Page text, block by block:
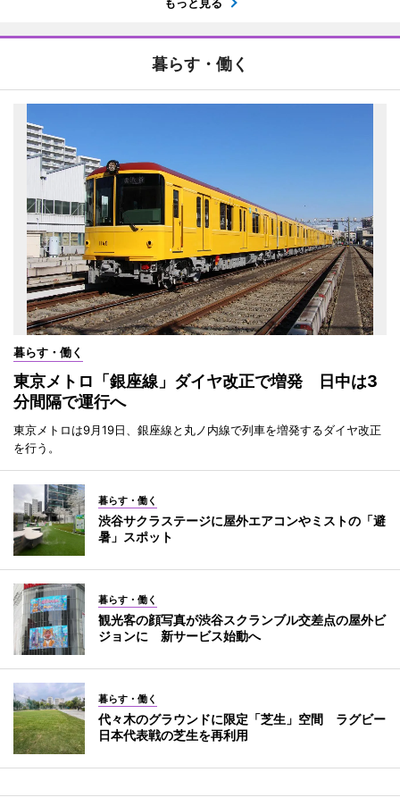
暮らす・働く
暮らす・働く
東京メトロ「銀座線」ダイヤ改正で増発 日中は3
分間隔で運行へ
東京メトロは9月19日、銀座線と丸ノ内線で列車を増発するダイヤ改正
を行う。
暮らす・働く
渋谷サクラステージに屋外エアコンやミストの「避
暑」スポット
暮らす・働く
観光客の顔写真が渋谷スクランブル交差点の屋外ビ
ジョンに 新サービス始動へ
暮らす・働く
代々木のグラウンドに限定「芝生」空間 ラグビー
日本代表戦の芝生を再利用